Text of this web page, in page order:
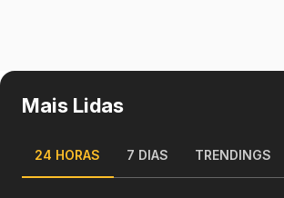
Mais Lidas
24 HORAS 7 DIAS TRENDINGS